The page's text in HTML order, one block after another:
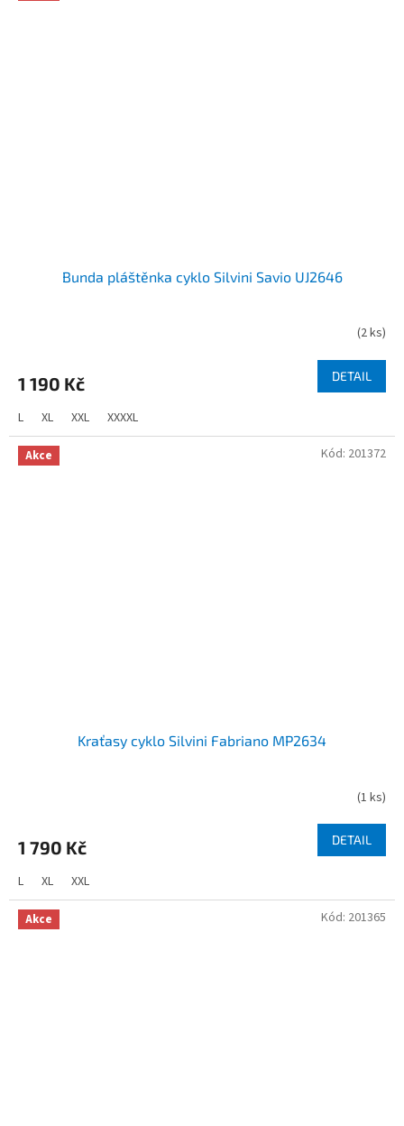
Bunda pláštěnka cyklo Silvini Savio UJ2646
(2 ks)
1 190 Kč DETAIL
L XL XXL XXXXL
Akce
Kraťasy cyklo Silvini Fabriano MP2634
(1 ks)
1 790 Kč DETAIL
L XL XXL
Kód: 201372
Akce Kód: 201365